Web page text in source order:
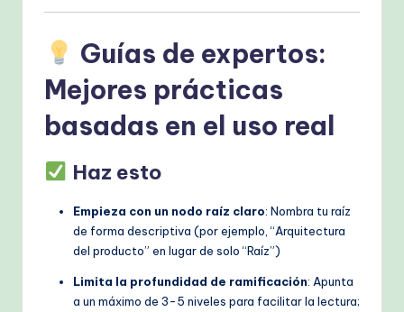
Guías de expertos:
Mejores prácticas
basadas en el uso real
Haz esto
Empieza con un nodo raíz claro: Nombra tu raíz
de forma descriptiva (por ejemplo, “Arquitectura
del producto” en lugar de solo “Raíz”)
Limita la profundidad de ramificación: Apunta
a un máximo de 3-5 niveles para facilitar la lectura;